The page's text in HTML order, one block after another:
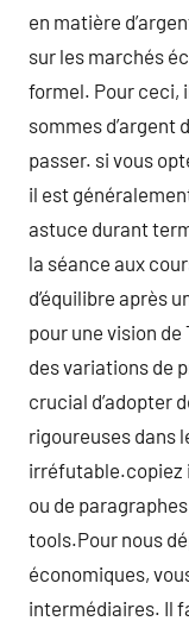
en matière
sur les marchés
formel. Pour ceci,
sommes d’argent
passer. si vous
il est
astuce durant
la séance aux
d’équilibre après
pour une vision
des variations de
crucial d’adopter
rigoureuses dans
irréfutable.copiez
ou de
tools.Pour nous
économiques,
intermédiaires. Il